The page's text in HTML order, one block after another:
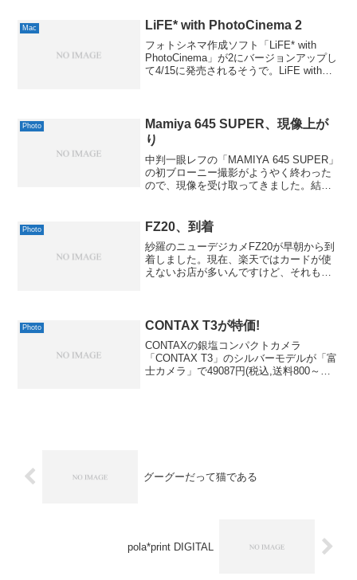
朝...
Mac LiFE* with PhotoCinema 2
フォトシネマ作成ソフト「LiFE* with
PhotoCinema」が2にバージョンアップし
て4/15に発売されるそうで。LiFE with
Photo
Mamiya 645 SUPER、現像上が
り
中判一眼レフの「MAMIYA 645 SUPER」
の初ブローニー撮影がようやく終わった
ので、現像を受け取ってきました。結果
いざスキャンしようとなると、うちの環
境ではかな...
Photo FZ20、到着
紗羅のニューデジカメFZ20が早朝から到
着しました。現在、楽天ではカードが使
えないお店が多いんですけど、それもあ
ちでなかったようで...
Photo CONTAX T3が特価!
CONTAXの銀塩コンパクトカメラ
「CONTAX T3」のシルバーモデルが「富
士カメラ」で49087円(税込,送料800～
グーグーだって猫である
pola*print DIGITAL